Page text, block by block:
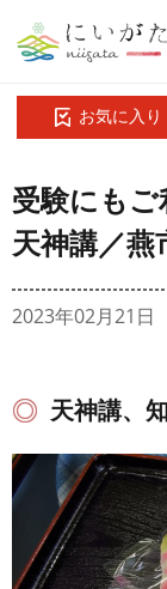
お気に入り
受験にも
天神講／燕
2023年02月21日
天神講、